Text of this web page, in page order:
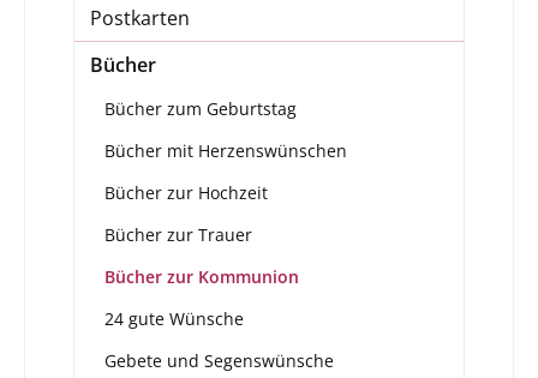
Postkarten
Bücher
Bücher zum Geburtstag
Bücher mit Herzenswünschen
Bücher zur Hochzeit
Bücher zur Trauer
Bücher zur Kommunion
24 gute Wünsche
Gebete und Segenswünsche